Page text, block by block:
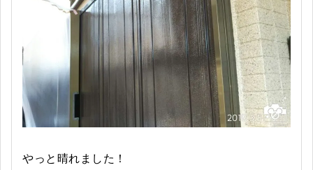
やっと晴れました！